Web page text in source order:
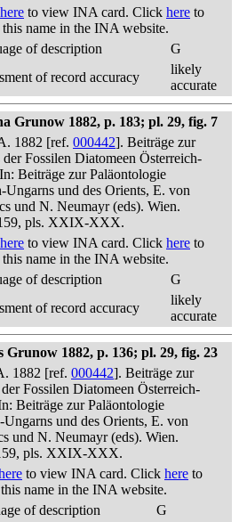
here to view INA card. Click here to
name in the INA website.
of description
G
of record accuracy
likely
accurate
Grunow 1882, p. 183; pl. 29, fig. 7
1882 [ref. 000442]. Beiträge zur
Fossilen Diatomeen Österreich-
Beiträge zur Paläontologie
Ungarns und des Orients, E. von
und N. Neumayr (eds). Wien.
pls. XXIX-XXX.
here to view INA card. Click here to
name in the INA website.
of description
G
of record accuracy
likely
accurate
Grunow 1882, p. 136; pl. 29, fig. 23
1882 [ref. 000442]. Beiträge zur
Fossilen Diatomeen Österreich-
Beiträge zur Paläontologie
Ungarns und des Orients, E. von
und N. Neumayr (eds). Wien.
pls. XXIX-XXX.
to view INA card. Click here to
name in the INA website.
of description
G